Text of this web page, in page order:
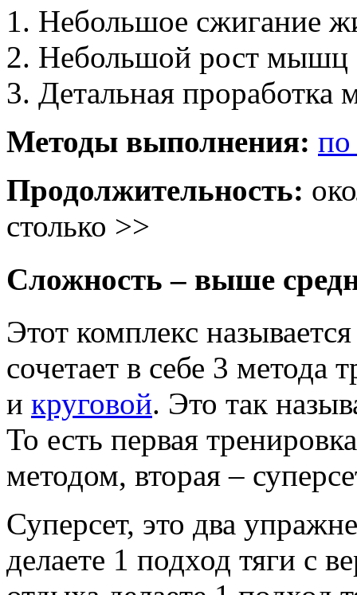
1. Небольшое сжигание
2. Небольшой рост мышц
3. Детальная
Методы выполнения: по
Продолжительность:
столько >>
Сложность – выше
Этот комплекс
сочетает в себе 3 метода
и круговой. Это так
То есть первая
методом, вторая –
Суперсет, это два
делаете 1 подход тяги с